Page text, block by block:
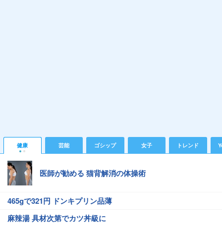
健康 芸能 ゴシップ 女子 トレンド
医師が勧める 猫背解消の体操術
465gで321円 ドンキプリン品薄
麻辣湯 具材次第でカツ丼級に